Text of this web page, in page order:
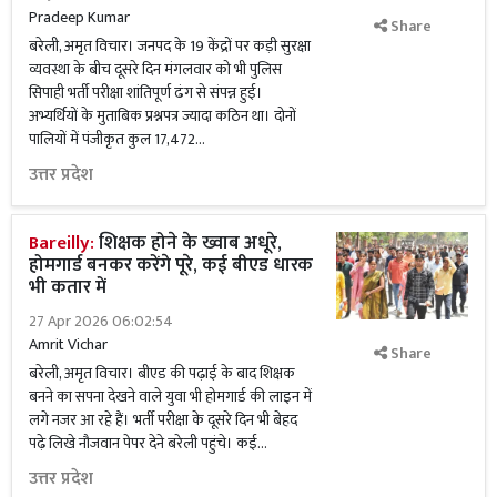
Pradeep Kumar
बरेली, अमृत विचार। जनपद के 19 केंद्रों पर कड़ी सुरक्षा
व्यवस्था के बीच दूसरे दिन मंगलवार को भी पुलिस
सिपाही भर्ती परीक्षा शांतिपूर्ण ढंग से संपन्न हुई।
अभ्यर्थियों के मुताबिक प्रश्नपत्र ज्यादा कठिन था। दोनों
पालियों में पंजीकृत कुल 17,472...
उत्तर प्रदेश
Share
Bareilly:शिक्षक होने के ख्वाब अधूरे,
होमगार्ड बनकर करेंगे पूरे, कई बीएड धारक
भी कतार में
27 Apr 2026 06:02:54
Amrit Vichar
बरेली, अमृत विचार। बीएड की पढ़ाई के बाद शिक्षक
बनने का सपना देखने वाले युवा भी होमगार्ड की लाइन में
लगे नजर आ रहे हैं। भर्ती परीक्षा के दूसरे दिन भी बेहद
पढ़े लिखे नौजवान पेपर देने बरेली पहुंचे। कई...
उत्तर प्रदेश
Share